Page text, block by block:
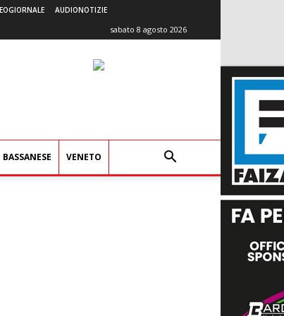
AUDIONOTIZIE
sabato 8 agosto 2026
BASSANESE VENETO